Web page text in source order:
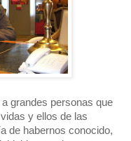
grandes personas que
y ellos de las
de habernos conocido,